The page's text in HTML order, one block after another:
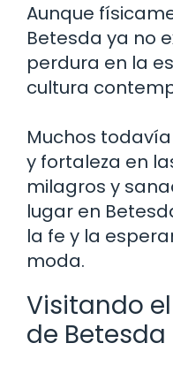
Aunque
Betesda ya no
perdura en la
cultura
Muchos
y fortaleza en
milagros y
lugar en
la fe y la
moda.
Visitando
de